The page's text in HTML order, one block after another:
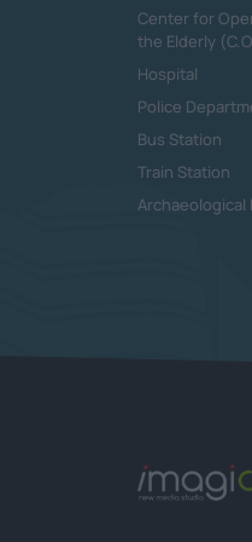
Center for
the Elderly
Hospital
Police
Bus Station
Train Station
Archaeological